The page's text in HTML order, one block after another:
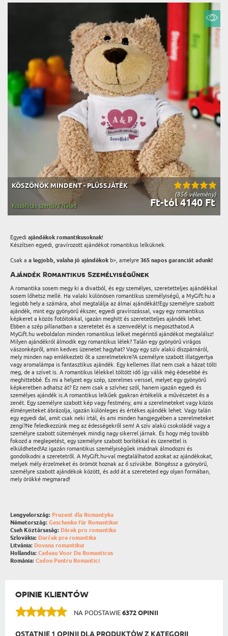
(856 vélemény)
KÖSZÖNÖK MINDENT - PLÜSSJÁTÉK
Ft-tól 4140 Ft
Kiszállítás szerdára Nálad
Egyedi ajándékok romantikusoknak!
Készítsen egyedi, gravírozott ajándékot romantikus lelküknek.
Csak a a legjobb, valaha jó ajándékok b>, amelyre 365 napos garanciát adunk!
Ajándék Romantikus Személyiségűnek
A romantika sosem megy ki a divatból, és egy személyes, szeretetteljes ajándékkal
sosem lőhetsz mellé. Ha valaki különösen romantikus személyiségű, a MyGift.hu a
legjobb hely a számára, ahol megtalálja az álmai ajándékát!Egy személyre szabott
ajándék, mint egy gyönyörű ékszer, egyedi gravírozással, vagy egy romantikus
képkeret a közös fotóitokkal, igazán meghitt és szeretetteljes ajándék lehet.
Ebben a szép pillanatban a szeretetet és a szenvedélyt is megoszthatod.A
MyGift.hu weboldalon minden romantikus lelket megérintő ajándékot megtalálsz!
Milyen ajándékról álmodik egy romantikus lélek? Talán egy gyönyörű virágos
vászonképről, amin kedves üzenetet hagyhat? Vagy egy szív alakú díszpárnáról,
mely minden nap emlékezteti őt a szerelmetekre?A személyre szabott illatgyertya
vagy aromalámpa is fantasztikus ajándék. Egy kellemes illat nem csak a házat tölti
meg, de a szívet is. A romantikus lélekkel töltött idő így válik még édesebbé és
meghittebbé. És mi a helyzet egy szép, szerelmes verssel, melyet egy gyönyörű
képkeretben adhatsz át? Ez nem csak a szívhez szól, hanem igazán egyedi és
személyes ajándék is.A romantikus lelkűek gyakran értékelik a művészetet és a
zenét. Egy személyre szabott kép vagy festmény, ami a szerelmeteket vagy közös
élményeiteket ábrázolja, igazán különleges és értékes ajándék lehet. Vagy talán
egy egyedi dal, amit csak neki írtál, és ami minden hangjegyében a szerelmeteket
zengi?Ne feledkezzünk meg az édességekről sem! A szív alakú csokoládé vagy a
személyre szabott sütemények mindig nagy sikerrel járnak. És hogy még tovább
fokozd a meglepetést, egy személyre szabott borítékkal és üzenettel is
elküldheted!Az igazán romantikus személyiségűek imádnak álmodozni és
gondolkodni a szeretetről. A MyGift.hu-val megtalálhatod azokat az ajándékokat,
melyek mély érzelmeket és örömöt hoznak az ő szívükbe. Böngéssz a gyönyörű,
személyre szabott ajándékok között, és add át a szereteted egy olyan formában,
mely örökké megmarad!
Lengyelország: Prezent dla Romantyka
Németország: Geschenke für Romantiker
Cseh Köztársaság: Dárek pro romantika
Szlovákia: Darček pre romantika
Litvánia: Dovana romantikui
Hollandia: Cadeau Voor De Romanticus
Románia: Cadou Pentru Romantici
OPINIE KLIENTÓW
NA PODSTAWIE6372 OPINII